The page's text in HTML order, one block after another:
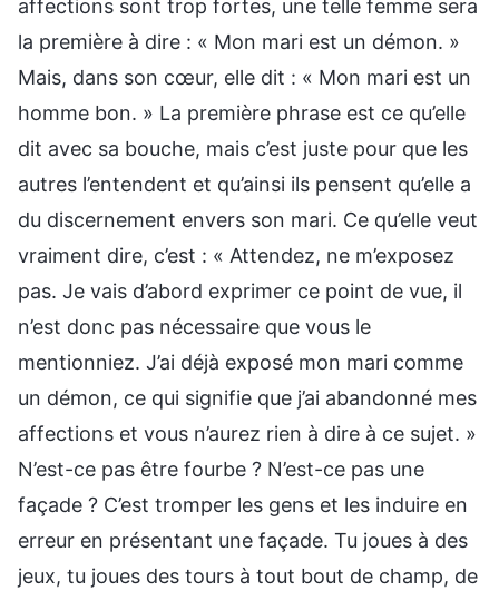
affections sont trop fortes, une telle femme sera
la première à dire : « Mon mari est un démon. »
Mais, dans son cœur, elle dit : « Mon mari est un
homme bon. » La première phrase est ce qu’elle
dit avec sa bouche, mais c’est juste pour que les
autres l’entendent et qu’ainsi ils pensent qu’elle a
du discernement envers son mari. Ce qu’elle veut
vraiment dire, c’est : « Attendez, ne m’exposez
pas. Je vais d’abord exprimer ce point de vue, il
n’est donc pas nécessaire que vous le
mentionniez. J’ai déjà exposé mon mari comme
un démon, ce qui signifie que j’ai abandonné mes
affections et vous n’aurez rien à dire à ce sujet. »
N’est-ce pas être fourbe ? N’est-ce pas une
façade ? C’est tromper les gens et les induire en
erreur en présentant une façade. Tu joues à des
jeux, tu joues des tours à tout bout de champ, de